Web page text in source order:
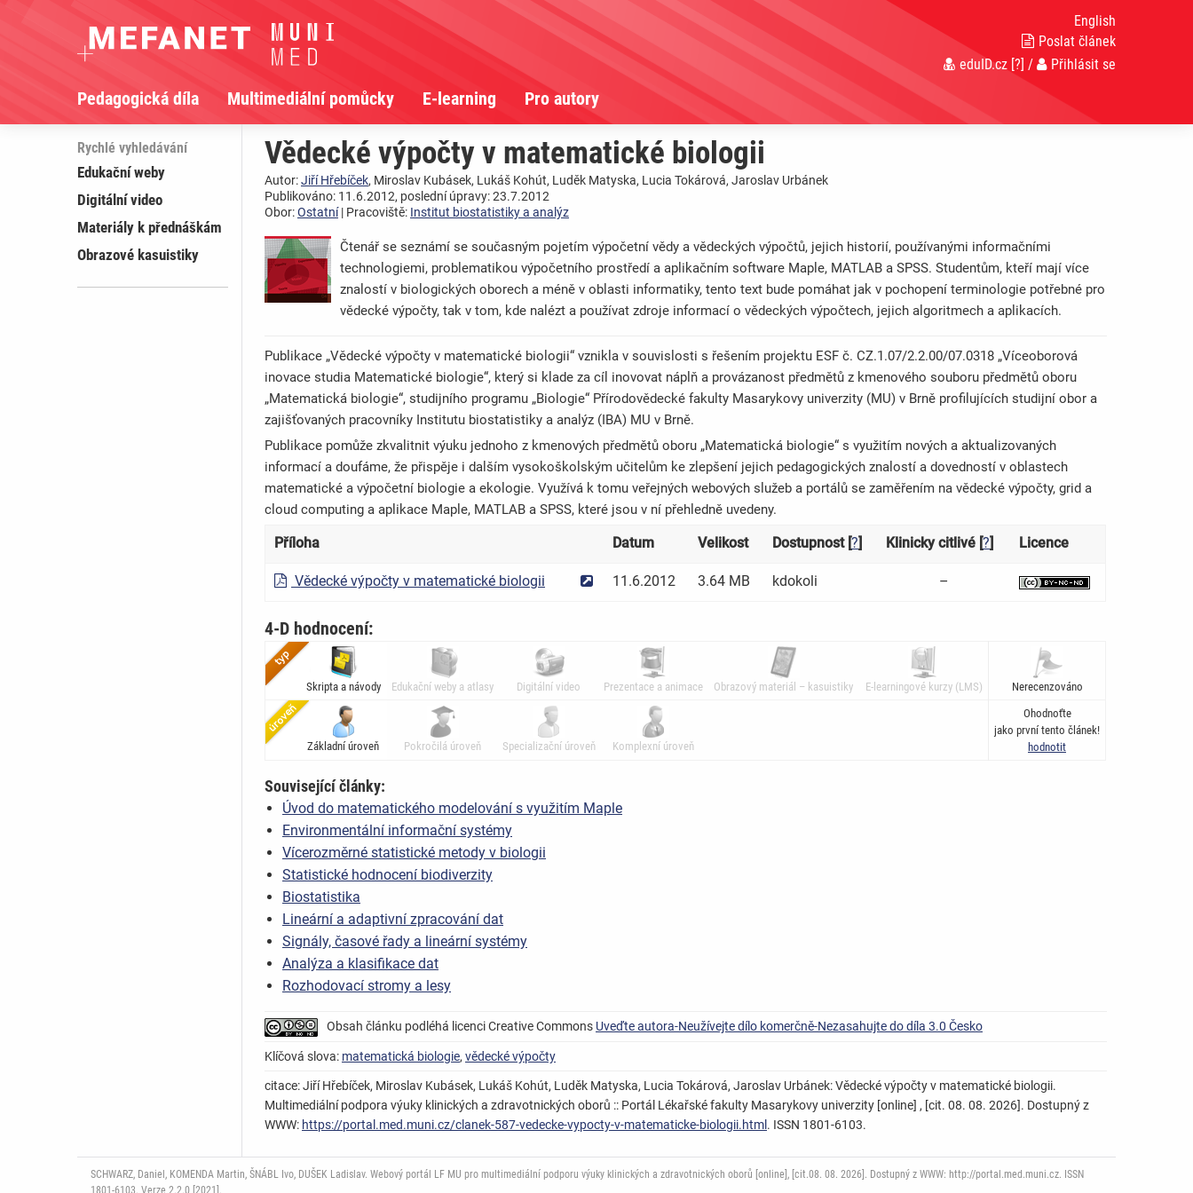
English
Poslat článek
eduID.cz [?] / Přihlásit se
Pedagogická díla Multimediální pomůcky E-learning Pro autory
Rychlé vyhledávání
Edukační weby
Digitální video
Materiály k přednáškám
Obrazové kasuistiky
Vědecké výpočty v matematické biologii
Autor:Jiří Hřebíček, Miroslav Kubásek, Lukáš Kohút, Luděk Matyska, Lucia Tokárová, Jaroslav Urbánek
Publikováno: 11.6.2012, poslední úpravy: 23.7.2012
Obor:Ostatní| Pracoviště: Institut biostatistiky a analýz
Čtenář se seznámí se současným pojetím výpočetní vědy a vědeckých výpočtů, jejich historií, používanými informačními
technologiemi, problematikou výpočetního prostředí a aplikačním software Maple, MATLAB a SPSS. Studentům, kteří mají více
znalostí v biologických oborech a méně v oblasti informatiky, tento text bude pomáhat jak v pochopení terminologie potřebné pro
vědecké výpočty, tak v tom, kde nalézt a používat zdroje informací o vědeckých výpočtech, jejich algoritmech a aplikacích.
Publikace „Vědecké výpočty v matematické biologii“ vznikla v souvislosti s řešením projektu ESF č. CZ.1.07/2.2.00/07.0318 „Víceoborová
inovace studia Matematické biologie“, který si klade za cíl inovovat náplň a provázanost předmětů z kmenového souboru předmětů oboru
„Matematická biologie“, studijního programu „Biologie“ Přírodovědecké fakulty Masarykovy univerzity (MU) v Brně profilujících studijní obor a
zajišťovaných pracovníky Institutu biostatistiky a analýz (IBA) MU v Brně.
Publikace pomůže zkvalitnit výuku jednoho z kmenových předmětů oboru „Matematická biologie“ s využitím nových a aktualizovaných
informací a doufáme, že přispěje i dalším vysokoškolským učitelům ke zlepšení jejich pedagogických znalostí a dovedností v oblastech
matematické a výpočetní biologie a ekologie. Využívá k tomu veřejných webových služeb a portálů se zaměřením na vědecké výpočty, grid a
cloud computing a aplikace Maple, MATLAB a SPSS, které jsou v ní přehledně uvedeny.
Příloha Datum Velikost Dostupnost [?] Klinicky citlivé [?] Licence
Vědecké výpočty v matematické biologii 11.6.2012 3.64 MB kdokoli –
4-D hodnocení:
Skripta a návody Edukační weby a atlasy Digitální video Prezentace a animace Obrazový materiál – kasuistiky E-learningové kurzy (LMS) Nerecenzováno
Základní úroveň Pokročilá úroveň Specializační úroveň Komplexní úroveň
Ohodnoťte
jako první tento článek!
hodnotit
Související články:
Úvod do matematického modelování s využitím Maple
Environmentální informační systémy
Vícerozměrné statistické metody v biologii
Statistické hodnocení biodiverzity
Biostatistika
Lineární a adaptivní zpracování dat
Signály, časové řady a lineární systémy
Analýza a klasifikace dat
Rozhodovací stromy a lesy
Obsah článku podléhá licenci Creative Commons Uveďte autora-Neužívejte dílo komerčně-Nezasahujte do díla 3.0 Česko
Klíčová slova: matematická biologie, vědecké výpočty
citace: Jiří Hřebíček, Miroslav Kubásek, Lukáš Kohút, Luděk Matyska, Lucia Tokárová, Jaroslav Urbánek: Vědecké výpočty v matematické biologii.
Multimediální podpora výuky klinických a zdravotnických oborů :: Portál Lékařské fakulty Masarykovy univerzity [online] , [cit. 08. 08. 2026]. Dostupný z
WWW: https://portal.med.muni.cz/clanek-587-vedecke-vypocty-v-matematicke-biologii.html . ISSN 1801-6103.
SCHWARZ, Daniel, KOMENDA Martin, ŠNÁBL Ivo, DUŠEK Ladislav. Webový portál LF MU pro multimediální podporu výuky klinických a zdravotnických oborů [online], [cit.08. 08. 2026]. Dostupný z WWW: http://portal.med.muni.cz. ISSN